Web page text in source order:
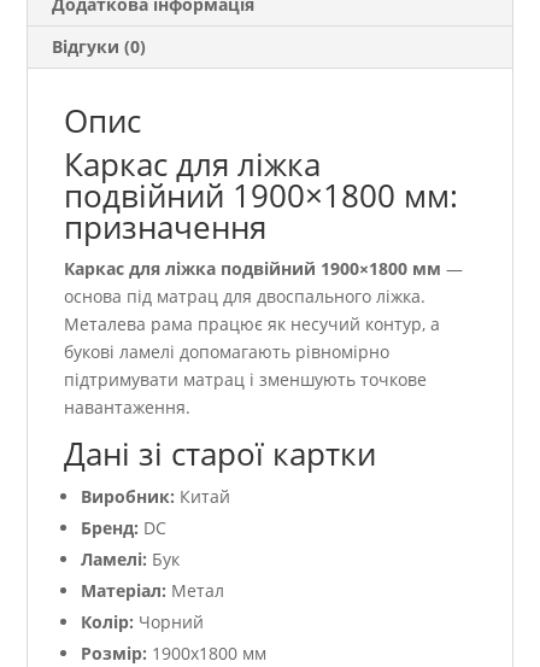
Додаткова інформація
Відгуки (0)
Опис
Каркас для ліжка
подвійний 1900×1800 мм:
призначення
Каркас для ліжка подвійний 1900×1800 мм —
основа під матрац для двоспального ліжка.
Металева рама працює як несучий контур, а
букові ламелі допомагають рівномірно
підтримувати матрац і зменшують точкове
навантаження.
Дані зі старої картки
Виробник: Китай
Бренд: DC
Ламелі: Бук
Матеріал: Метал
Колір: Чорний
Розмір: 1900х1800 мм